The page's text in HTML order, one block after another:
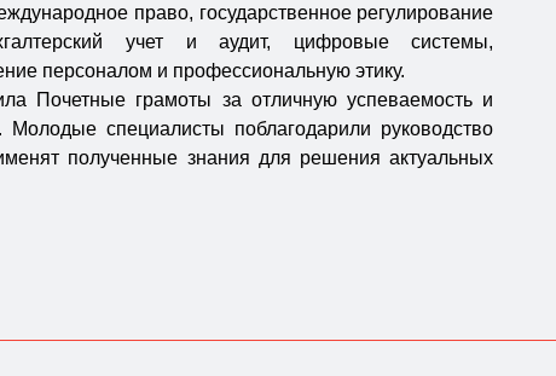
право, государственное регулирование
учет и аудит, цифровые системы,
персоналом и профессиональную этику.
Почетные грамоты за отличную успеваемость и
Молодые специалисты поблагодарили руководство
полученные знания для решения актуальных